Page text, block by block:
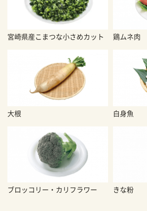
宮崎県産こまつな小さめカット 鶏ムネ肉
大根 白身魚
ブロッコリー・カリフラワー きな粉